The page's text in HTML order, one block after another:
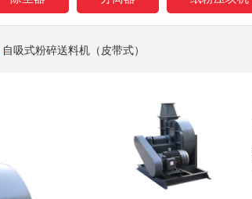
自吸式粉碎送料机（皮带式）